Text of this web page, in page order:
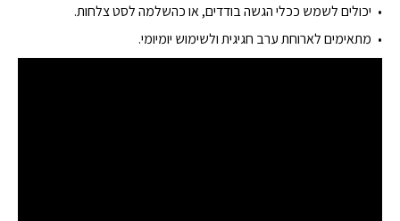
יכולים לשמש ככלי הגשה בודדים, או כהשלמה לסט צלחות.
מתאימים לארוחת ערב חגיגית ולשימוש יומיומי.